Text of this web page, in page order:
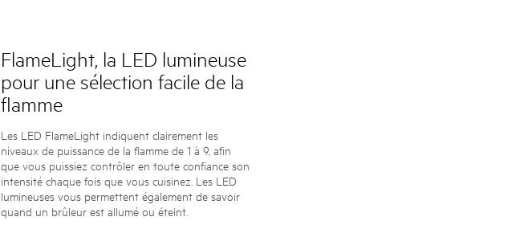
FlameLight, la LED lumineuse
pour une sélection facile de la
flamme
Les LED FlameLight indiquent clairement les
niveaux de puissance de la flamme de 1 à 9, afin
que vous puissiez contrôler en toute confiance son
intensité chaque fois que vous cuisinez. Les LED
lumineuses vous permettent également de savoir
quand un brûleur est allumé ou éteint.